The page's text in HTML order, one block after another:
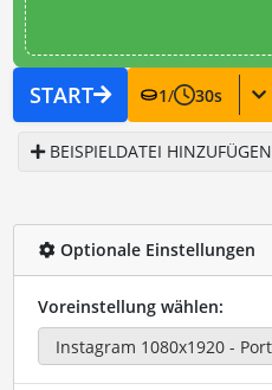
START 1/ 30s
BEISPIELDATEI HINZUFÜGEN
Optionale Einstellungen
Voreinstellung wählen: